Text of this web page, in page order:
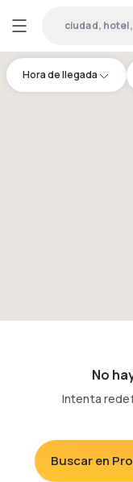
ciudad,
Hora de llegada
No
Intenta
Buscar en